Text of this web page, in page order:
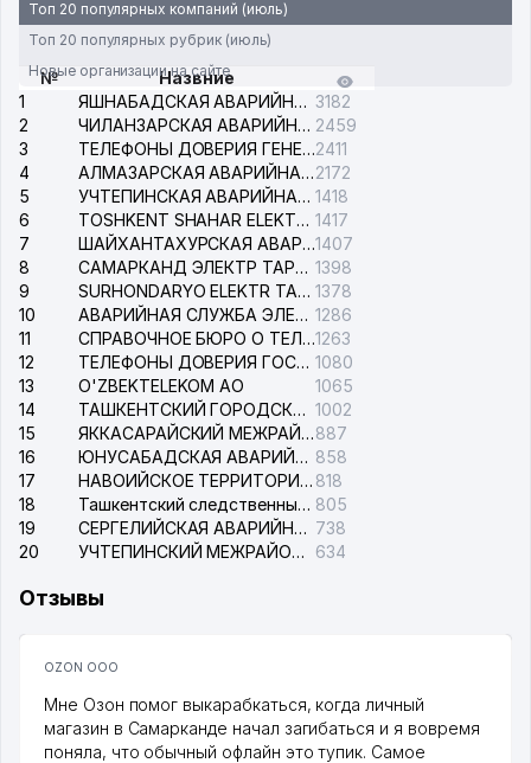
Топ 20 популярных компаний (июль)
Топ 20 популярных рубрик (июль)
Новые организации на сайте
№
Назвние
1
ЯШНАБАДСКАЯ АВАРИЙНАЯ СЛУЖБА ЭЛЕКТРОСЕТИ 3182
2
ЧИЛАНЗАРСКАЯ АВАРИЙНАЯ СЛУЖБА ЭЛЕКТРОСЕТИ 2459
3
ТЕЛЕФОНЫ ДОВЕРИЯ ГЕНЕРАЛЬНОЙ ПРОКУРАТУРЫ РЕСПУБЛИКИ УЗБЕКИСТАН2411
4
АЛМАЗАРСКАЯ АВАРИЙНАЯ СЛУЖБА ЭЛЕКТРОСЕТИ2172
5
УЧТЕПИНСКАЯ АВАРИЙНАЯ СЛУЖБА ЭЛЕКТРОСЕТИ 1418
6
TOSHKENT SHAHAR ELEKTR TARMOQLARI KORXONASI АО 1417
7
ШАЙХАНТАХУРСКАЯ АВАРИЙНАЯ СЛУЖБА ЭЛЕКТРОСЕТИ1407
8
САМАРКАНД ЭЛЕКТР ТАРМОКЛАРИ АО 1398
9
SURHONDARYO ELEKTR TARMOKLARI АО 1378
10
АВАРИЙНАЯ СЛУЖБА ЭЛЕКТРОСЕТИ ТАШКЕНТСКОГО РАЙОНА 1286
11
СПРАВОЧНОЕ БЮРО О ТЕЛЕФОНАХ ОРГАНИЗАЦИЙ г. ТАШКЕНТА1263
12
ТЕЛЕФОНЫ ДОВЕРИЯ ГОСУДАРСТВЕННОГО ЦЕНТРА ТЕСТИРОВАНИЯ 1080
13
O'ZBEKTELEKOM АО
1065
14
ТАШКЕНТСКИЙ ГОРОДСКОЙ СУД ПО ГРАЖДАНСКИМ ДЕЛАМ 1002
15
ЯККАСАРАЙСКИЙ МЕЖРАЙОННЫЙ СУД ПО ГРАЖДАНСКИМ ДЕЛАМ887
16
ЮНУСАБАДСКАЯ АВАРИЙНАЯ СЛУЖБА ЭЛЕКТРОСЕТИ 858
17
НАВОИЙСКОЕ ТЕРРИТОРИАЛЬНОЕ ПРЕДПРИЯТИЕ ЭЛЕКТРОСЕТИ АО 818
18
Ташкентский следственный изолятор 805
19
СЕРГЕЛИЙСКАЯ АВАРИЙНАЯ СЛУЖБА ЭЛЕКТРОСЕТИ 738
20
УЧТЕПИНСКИЙ МЕЖРАЙОННЫЙ СУД ПО ГРАЖДАНСКИМ ДЕЛАМ 634
Отзывы
OZON ООО
Мне Озон помог выкарабкаться, когда личный
магазин в Самарканде начал загибаться и я вовремя
поняла, что обычный офлайн это тупик. Самое